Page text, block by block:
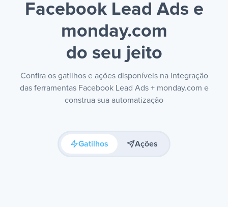
Facebook Lead Ads e
monday.com
do seu jeito
Confira os gatilhos e ações disponíveis na integração
das ferramentas Facebook Lead Ads + monday.com e
construa sua automatização
Gatilhos Ações